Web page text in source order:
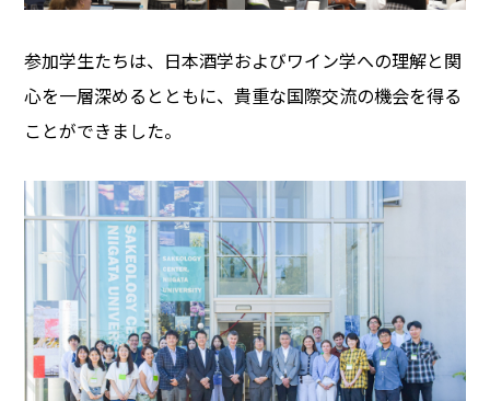
参加学生たちは、日本酒学およびワイン学への理解と関
心を一層深めるとともに、貴重な国際交流の機会を得る
ことができました。